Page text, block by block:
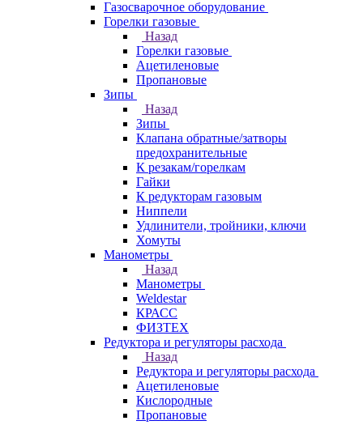
Газосварочное оборудование
Горелки газовые
Назад
Горелки газовые
Ацетиленовые
Пропановые
Зипы
Назад
Зипы
Клапана обратные/затворы
предохранительные
К резакам/горелкам
Гайки
К редукторам газовым
Ниппели
Удлинители, тройники, ключи
Хомуты
Манометры
Назад
Манометры
Weldestar
КРАСС
ФИЗТЕХ
Редуктора и регуляторы расхода
Назад
Редуктора и регуляторы расхода
Ацетиленовые
Кислородные
Пропановые